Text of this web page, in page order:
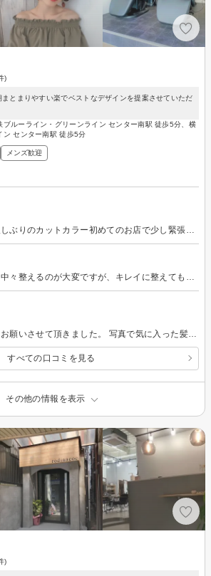
)
まとまりやすい楽でベストなデザインを提案させていただ
ブルーライン・グリーンライン センター南駅 徒歩5分、横
ン センター南駅 徒歩5分
メンズ歓迎
初めての来店でカットをお願いさせて頂きました。 写真で気に入った髪形を伝えたところ、それに非常に近い髪形にして頂きました。 美容師さんの技術の高さを感じました。
すべての口コミを見る
その他の情報を表示
)